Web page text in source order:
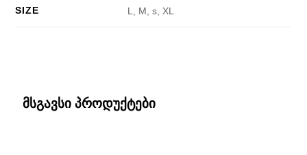
SIZE L, M, s, XL
მსგავსი პროდუქტები